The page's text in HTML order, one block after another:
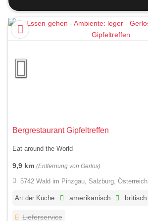
Bergrestaurant Gipfeltreffen
Eat around the World
9,9 km (Entfernung von Gerlos)
5742 Wald im Pinzgau, Salzburg, Österreich
Art der Küche: amerikanisch britisch
Lieferservice